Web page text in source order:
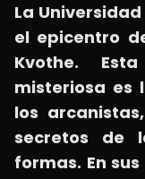
La
el epicentro
Kvothe.
misteriosa es
los
secretos de
formas. En